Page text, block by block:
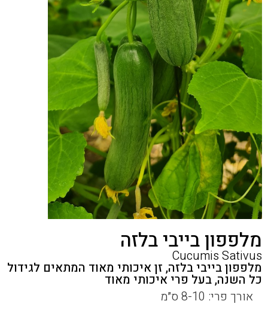
מלפפון בייבי בלזה
Cucumis Sativus
מלפפון בייבי בלזה, זן איכותי מאוד המתאים לגידול
כל השנה, בעל פרי איכותי מאוד
אורך פרי: 8-10 ס״מ